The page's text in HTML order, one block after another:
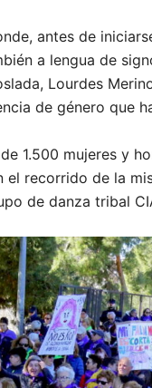
antes de
a lengua de
Lourdes
de género que
1.500 mujeres y
recorrido de la
de danza tribal